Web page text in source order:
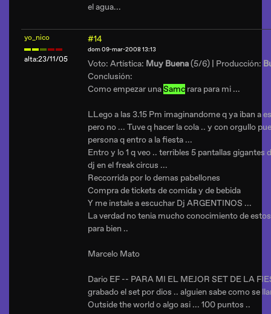
el agua...
yo_nico
alta:23/11/05
#14
dom 09-mar-2008 13:13
Voto: Artística: Muy Buena(5/6) | Producción:
Conclusión:
Como empezar unaSamc rara para mi ...
LLego a las 3.15 Pm imaginandome q ya iban a
pero no ... Tuve q hacer la cola .. y con orgullo
persona q entro a la fiesta ...
Entro y lo 1 q veo .. terribles 5 pantallas gigantes
dj en el freak circus ...
Reccorrida por lo demas pabellones
Compra de tickets de comida y de bebida
Y me instale a escuchar Dj ARGENTINOS ...
La verdad no tenia mucho conocimiento de
para bien ..
Marcelo Mato
Dario EF -- PARA MI EL MEJOR SET DE LA
grabado el set por dios .. alguien sabe como se
Outside the world o algo asi ... 100 puntos ..